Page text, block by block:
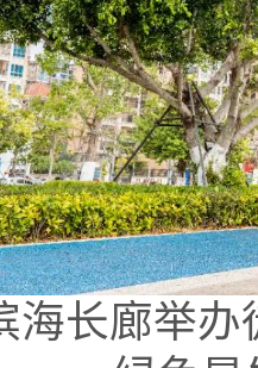
海长廊举